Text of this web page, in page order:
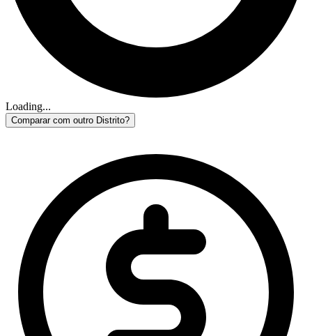
Loading...
Comparar com outro Distrito?